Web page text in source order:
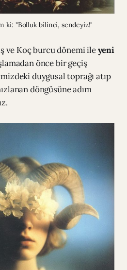
ki: "Bolluk bilinci, sendeyiz!"
ve Koç burcu dönemi ileyeni
önce bir geçiş
duygusal toprağı atıp
döngüsüne adım